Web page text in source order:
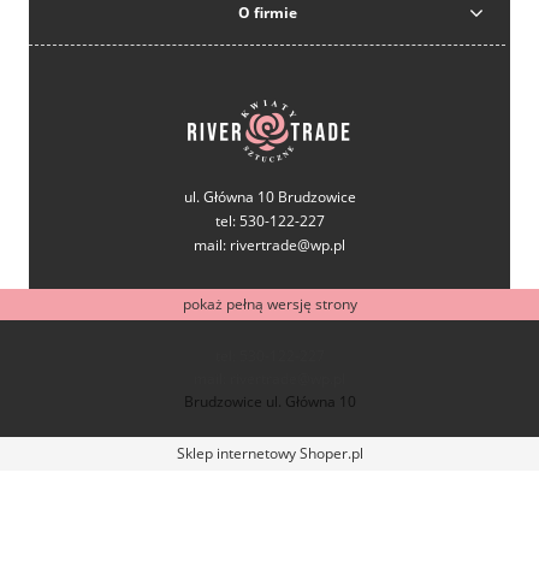
O firmie
ul. Główna 10 Brudzowice
tel: 530-122-227
mail: rivertrade@wp.pl
pokaż pełną wersję strony
Brudzowice ul. Główna 10
Sklep internetowy Shoper.pl